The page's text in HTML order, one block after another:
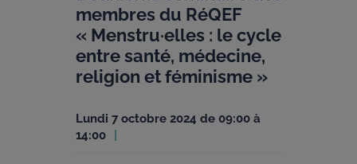
membres du RéQEF
« Menstru·elles : le cycle
entre santé, médecine,
religion et féminisme »
lundi 7 octobre 2024 de 09:00 à
14:00